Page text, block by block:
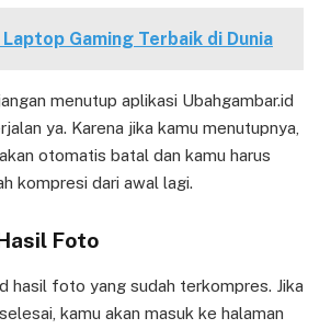
Laptop Gaming Terbaik di Dunia
menutup aplikasi Ubahgambar.id
ya. Karena jika kamu menutupnya,
otomatis batal dan kamu harus
kompresi dari awal lagi.
Foto
hasil foto yang sudah terkompres. Jika
kamu akan masuk ke halaman